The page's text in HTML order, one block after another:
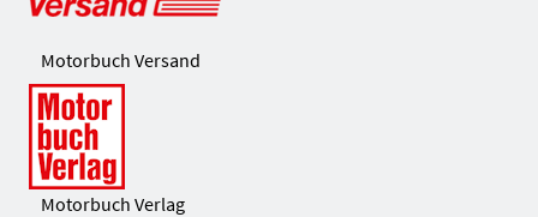
Motorbuch Versand
Motorbuch Verlag